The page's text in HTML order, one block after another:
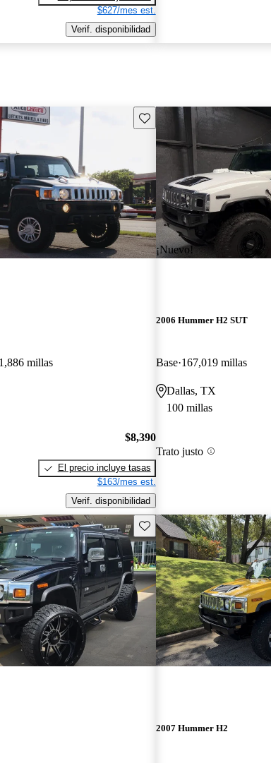
$627/mes est.
Verif. disponibilidad
Guarda este Aviso
millas
$8,390
El precio incluye tasas
$163/mes est.
Verif. disponibilidad
¡Nuevo!
2006 Hummer H2 SUT
Base 167,019 millas
Dallas, TX
100 millas
Trato justo
Guarda este Aviso
2007 Hummer H2